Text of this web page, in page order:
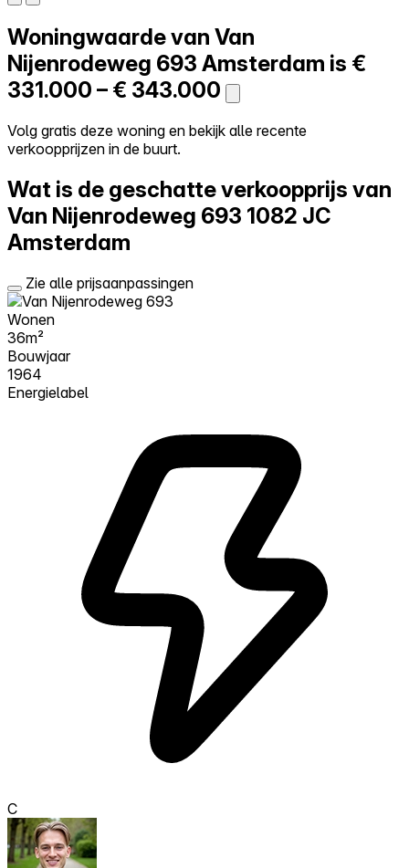
Zelf kopen
Alles-in-één
Reviews
Prijzen
Log in
Probeer Walter gratis
Woningwaarde van Van
Nijenrodeweg 693 Amsterdam is €
331.000 – € 343.000
Volg gratis deze woning en bekijk alle recente
verkoopprijzen in de buurt.
Wat is de geschatte verkoopprijs van
Van Nijenrodeweg 693 1082 JC
Amsterdam
Zie alle prijsaanpassingen
Wonen
36m²
Bouwjaar
1964
Energielabel
C